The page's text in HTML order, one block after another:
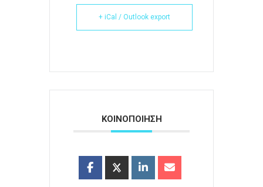
+ iCal / Outlook export
ΚΟΙΝΟΠΟΙΗΣΗ